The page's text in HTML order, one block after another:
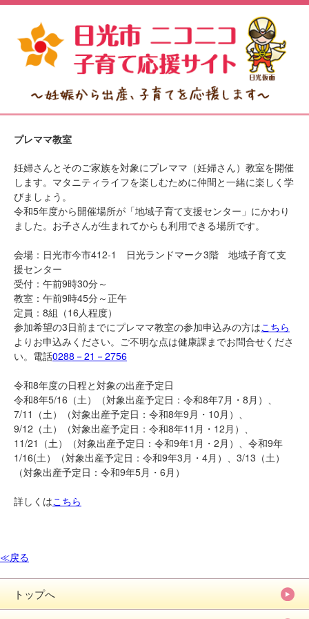
プレママ教室
妊婦さんとそのご家族を対象にプレママ（妊婦さん）教室を開催
します。マタニティライフを楽しむために仲間と一緒に楽しく学
びましょう。
令和5年度から開催場所が「地域子育て支援センター」にかわり
ました。お子さんが生まれてからも利用できる場所です。
会場：日光市今市412-1 日光ランドマーク3階 地域子育て支
援センター
受付：午前9時30分～
教室：午前9時45分～正午
定員：8組（16人程度）
参加希望の3日前までにプレママ教室の参加申込みの方はこちら
よりお申込みください。ご不明な点は健康課までお問合せくださ
い。電話0288－21－2756
令和8年度の日程と対象の出産予定日
令和8年5/16（土）（対象出産予定日：令和8年7月・8月）、
7/11（土）（対象出産予定日：令和8年9月・10月）、
9/12（土）（対象出産予定日：令和8年11月・12月）、
11/21（土）（対象出産予定日：令和9年1月・2月）、令和9年
1/16(土）（対象出産予定日：令和9年3月・4月）、3/13（土）
（対象出産予定日：令和9年5月・6月）
詳しくはこちら
≪戻る
トップへ